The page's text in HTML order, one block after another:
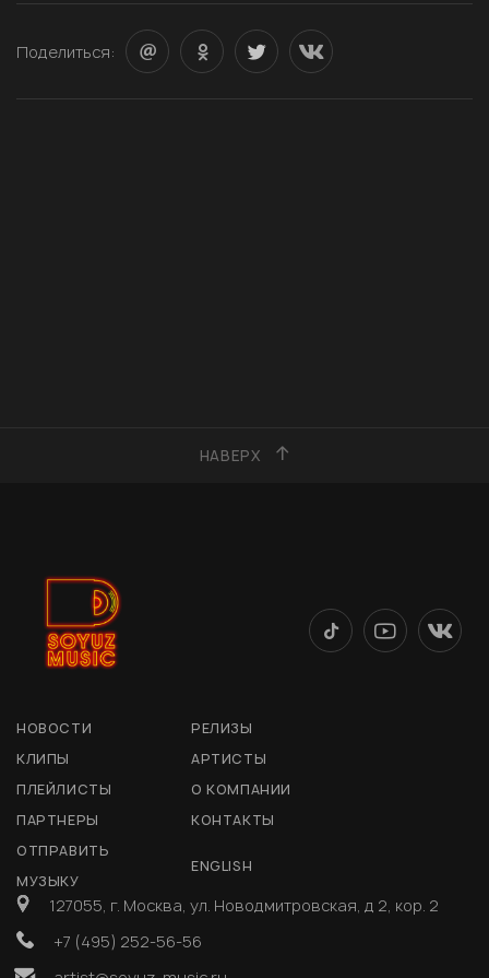
Поделиться:
НАВЕРХ
НОВОСТИ
РЕЛИЗЫ
КЛИПЫ
АРТИСТЫ
ПЛЕЙЛИСТЫ
О КОМПАНИИ
ПАРТНЕРЫ
КОНТАКТЫ
ОТПРАВИТЬ
МУЗЫКУ
ENGLISH
127055, г. Москва, ул. Новодмитровская, д 2, кор. 2
+7 (495) 252-56-56